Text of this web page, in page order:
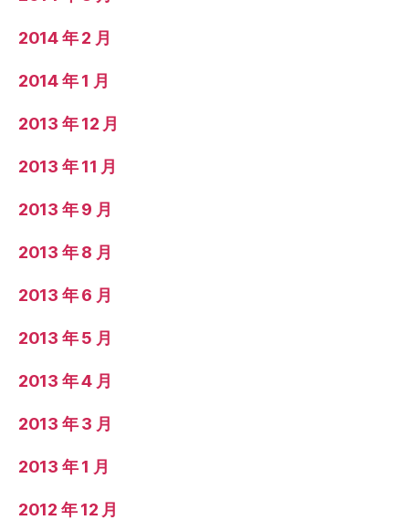
2014 年 2 月
2014 年 1 月
2013 年 12 月
2013 年 11 月
2013 年 9 月
2013 年 8 月
2013 年 6 月
2013 年 5 月
2013 年 4 月
2013 年 3 月
2013 年 1 月
2012 年 12 月